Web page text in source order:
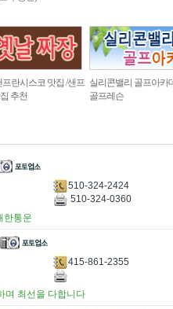
란시스코 맛집 /샌프
추천
실리콘밸리 골프아카
골프레슨
510-324-2424
510-324-0360
한통운
415-861-2355
며 최선을 다합니다